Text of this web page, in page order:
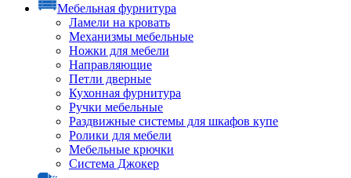
Мебельная фурнитура
Ламели на кровать
Механизмы мебельные
Ножки для мебели
Направляющие
Петли дверные
Кухонная фурнитура
Ручки мебельные
Раздвижные системы для шкафов купе
Ролики для мебели
Мебельные крючки
Система Джокер